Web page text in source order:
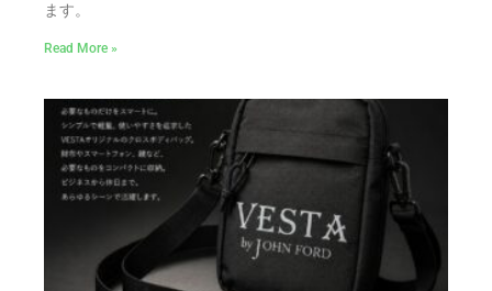
ます。
Read More »